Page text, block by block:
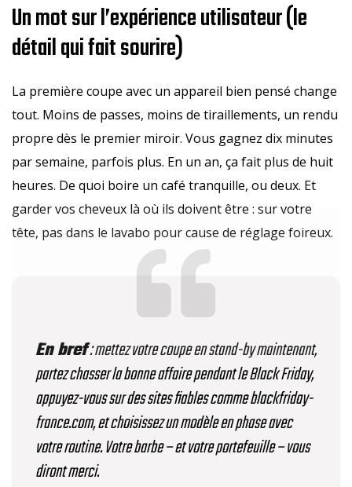
Un mot sur l’expérience utilisateur (le
détail qui fait sourire)
La première coupe avec un appareil bien pensé change
tout. Moins de passes, moins de tiraillements, un rendu
propre dès le premier miroir. Vous gagnez dix minutes
par semaine, parfois plus. En un an, ça fait plus de huit
heures. De quoi boire un café tranquille, ou deux. Et
garder vos cheveux là où ils doivent être : sur votre
tête, pas dans le lavabo pour cause de réglage foireux.
En bref: mettez votre coupe en stand-by maintenant,
partez chasser la bonne affaire pendant le Black Friday,
appuyez-vous sur des sites fiables comme blackfriday-
france.com, et choisissez un modèle en phase avec
votre routine. Votre barbe – et votre portefeuille – vous
diront merci.